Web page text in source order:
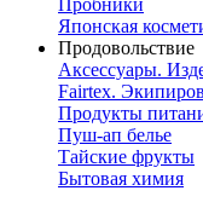
Пробники
Японская
Продовольствие
Аксессуары.
Fairtex.
Продукты
Пуш-ап белье
Тайские фрукты
Бытовая химия